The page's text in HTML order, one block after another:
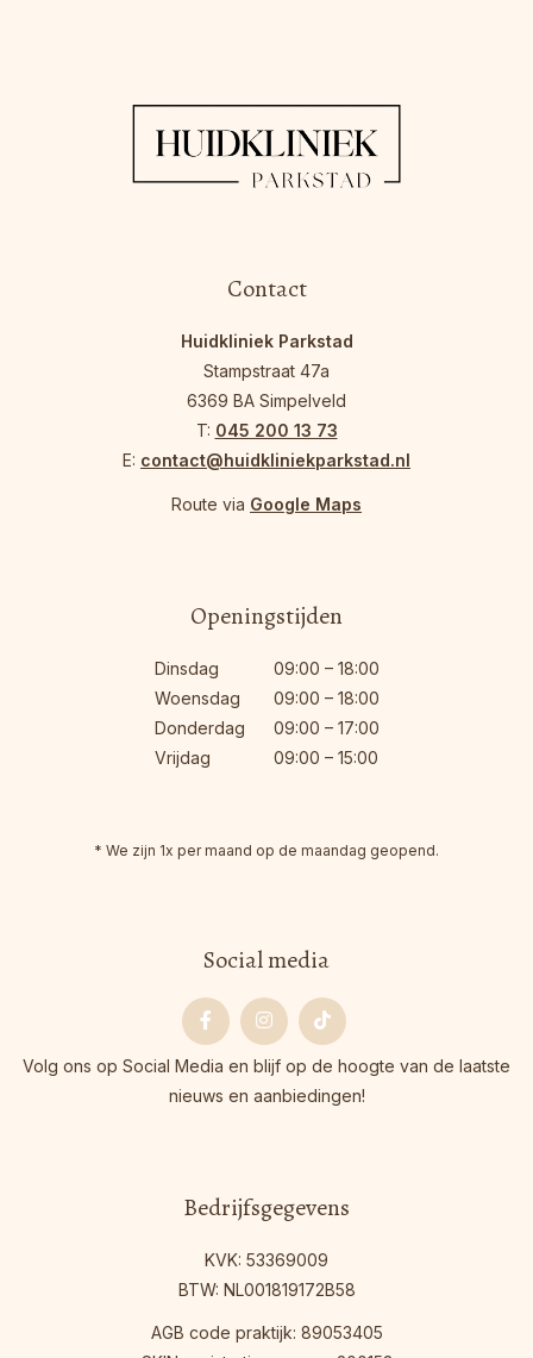
Contact
Huidkliniek Parkstad
Stampstraat 47a
6369 BA Simpelveld
T: 045 200 13 73
E: contact@huidkliniekparkstad.nl
Route via Google Maps
Openingstijden
Dinsdag
09:00 – 18:00
Woensdag
09:00 – 18:00
Donderdag
09:00 – 17:00
Vrijdag
09:00 – 15:00
* We zijn 1x per maand op de maandag geopend.
Social media
FacebookInstagramTiktok
Volg ons op Social Media en blijf op de hoogte van de laatste
nieuws en aanbiedingen!
Bedrijfsgegevens
KVK: 53369009
BTW: NL001819172B58
AGB code praktijk: 89053405